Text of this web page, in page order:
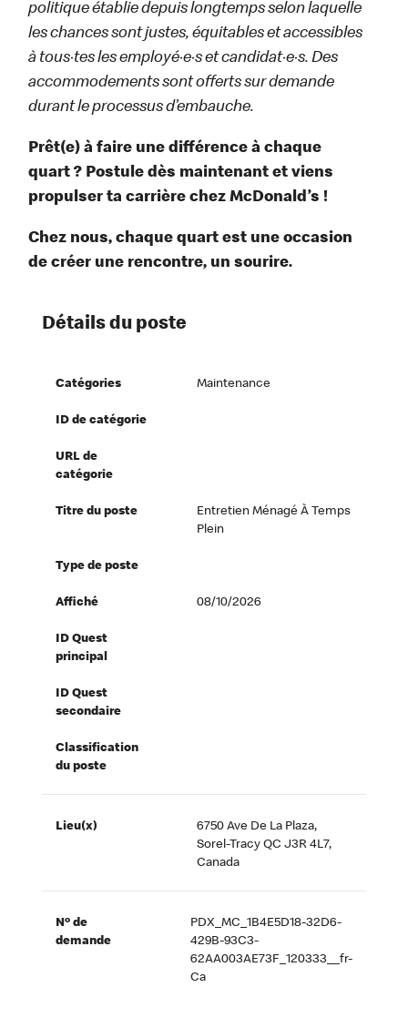
politique établie depuis longtemps selon laquelle
les chances sont justes, équitables et accessibles
à tous·tes les employé·e·s et candidat·e·s. Des
accommodements sont offerts sur demande
durant le processus d’embauche.
Prêt(e) à faire une différence à chaque
quart ? Postule dès maintenant et viens
propulser ta carrière chez McDonald’s !
Chez nous, chaque quart est une occasion
de créer une rencontre, un sourire.
Détails du poste
Catégories Maintenance
ID de catégorie
URL de
catégorie
Titre du poste
Entretien Ménagé À Temps
Plein
Type de poste
Affiché 08/10/2026
ID Quest
principal
ID Quest
secondaire
Classification
du poste
Lieu(x)
6750 Ave De La Plaza,
Sorel-Tracy QC J3R 4L7,
Canada
Nº de
demande
PDX_MC_1B4E5D18-32D6-
429B-93C3-
62AA003AE73F_120333__fr-
Ca